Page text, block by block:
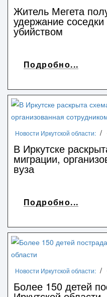
Житель Мегета
удержание
убийством
Подробно...
Новости Иркутской области:
В Иркутске
миграции,
вуза
Подробно...
Новости Иркутской области:
Более 150 детей